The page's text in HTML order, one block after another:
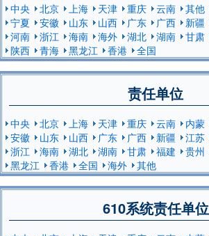
中央 北京 上海 天津 重庆 云南 其他
宁夏
安徽 山东 山西 广东 广西 新疆
河南
浙江 海南 海外 湖北 湖南 甘肃
陕西
青海 黑龙江 香港 全国
责任单位
中央 北京 上海 天津 重庆 云南 内蒙
安徽
山东 山西 广东 广西 新疆 江苏
浙江
海南 湖北 湖南 甘肃 福建 贵州
黑龙江
香港 全国 海外 其他
610系统责任单位